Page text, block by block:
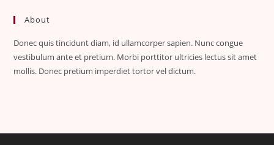
About
Donec quis tincidunt diam, id ullamcorper sapien. Nunc congue
vestibulum ante et pretium. Morbi porttitor ultricies lectus sit amet
mollis. Donec pretium imperdiet tortor vel dictum.